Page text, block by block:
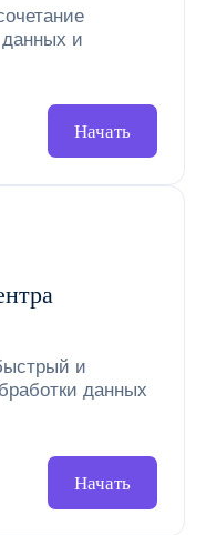
данных и
Начать
и
данных
Начать